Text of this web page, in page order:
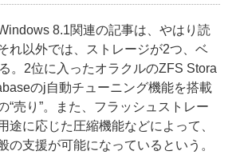
8.1関連の記事は、やはり読
れ以外では、ストレージが2つ、ベ
。2位に入ったオラクルのZFS Stora
のj自動チューニング機能を搭載
“売り”。また、フラッシュストレー
途に応じた圧縮機能などによって、
の支援が可能になっているという。